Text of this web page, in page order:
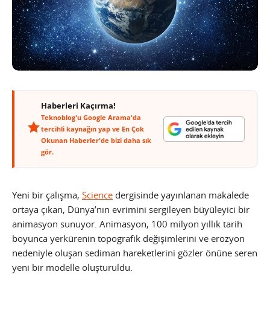
Haberleri Kaçırma!
Teknoblog'u Google Arama'da
tercihli kaynağın yap ve En Çok
Okunan Haberler'de bizi daha sık
gör.
Yeni bir çalışma, Science dergisinde yayınlanan makalede
ortaya çıkan, Dünya’nın evrimini sergileyen büyüleyici bir
animasyon sunuyor. Animasyon, 100 milyon yıllık tarih
boyunca yerkürenin topografik değişimlerini ve erozyon
nedeniyle oluşan sediman hareketlerini gözler önüne seren
yeni bir modelle oluşturuldu.